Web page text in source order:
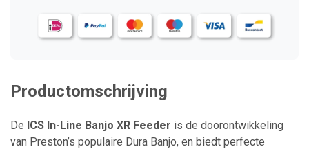
Productomschrijving
De ICS In-Line Banjo XR Feeder is de doorontwikkeling
van Preston’s populaire Dura Banjo, en biedt perfecte